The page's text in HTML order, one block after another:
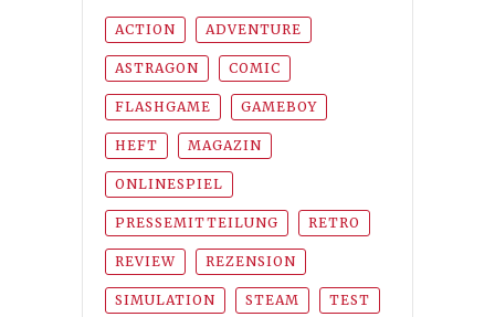
ACTION ADVENTURE
ASTRAGON COMIC
FLASHGAME GAMEBOY
HEFT MAGAZIN
ONLINESPIEL
PRESSEMITTEILUNG RETRO
REVIEW REZENSION
SIMULATION STEAM TEST